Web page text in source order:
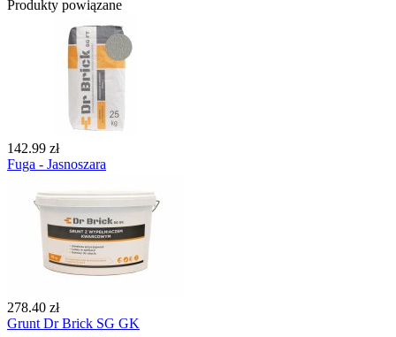
Produkty powiązane
142.99 zł
Fuga - Jasnoszara
278.40 zł
Grunt Dr Brick SG GK